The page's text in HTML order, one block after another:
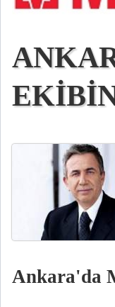
Ankara'da